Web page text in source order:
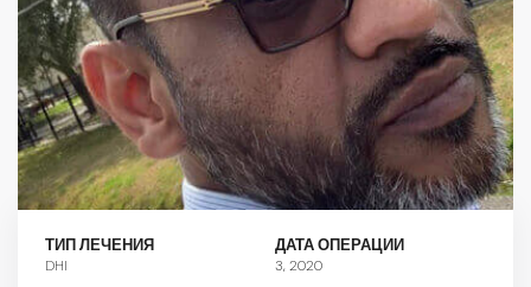
ТИП ЛЕЧЕНИЯ
DHI
ДАТА ОПЕРАЦИИ
3, 2020